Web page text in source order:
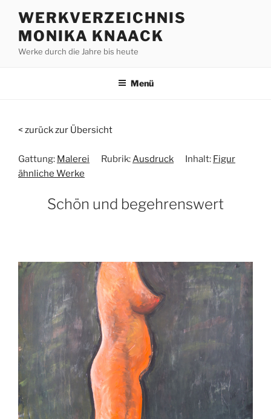
Inhalt
springen
WERKVERZEICHNIS
MONIKA KNAACK
Werke durch die Jahre bis heute
Menü
< zurück zur Übersicht
Gattung: Malerei Rubrik: Ausdruck Inhalt: Figur
ähnliche Werke
Schön und begehrenswert